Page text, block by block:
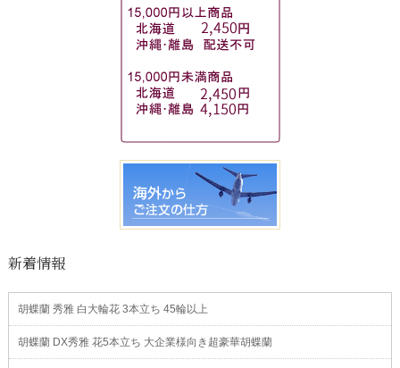
新着情報
胡蝶蘭 秀雅 白大輪花 3本立ち 45輪以上
胡蝶蘭 DX秀雅 花5本立ち 大企業様向き超豪華胡蝶蘭